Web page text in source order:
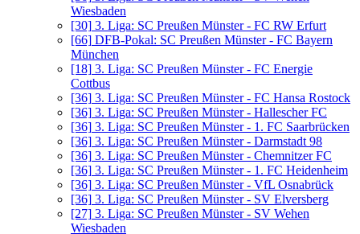
Wiesbaden
[30] 3. Liga: SC Preußen Münster - FC RW Erfurt
[66] DFB-Pokal: SC Preußen Münster - FC Bayern
München
[18] 3. Liga: SC Preußen Münster - FC Energie
Cottbus
[36] 3. Liga: SC Preußen Münster - FC Hansa Rostock
[36] 3. Liga: SC Preußen Münster - Hallescher FC
[36] 3. Liga: SC Preußen Münster - 1. FC Saarbrücken
[36] 3. Liga: SC Preußen Münster - Darmstadt 98
[36] 3. Liga: SC Preußen Münster - Chemnitzer FC
[36] 3. Liga: SC Preußen Münster - 1. FC Heidenheim
[36] 3. Liga: SC Preußen Münster - VfL Osnabrück
[36] 3. Liga: SC Preußen Münster - SV Elversberg
[27] 3. Liga: SC Preußen Münster - SV Wehen
Wiesbaden